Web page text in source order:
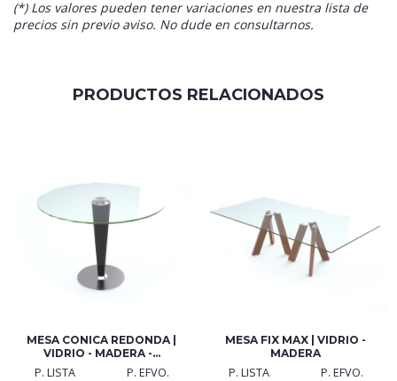
(*) Los valores pueden tener variaciones en nuestra lista de
precios sin previo aviso. No dude en consultarnos.
PRODUCTOS RELACIONADOS
MESA CONICA REDONDA |
VIDRIO - MADERA -...
P. LISTA
P. EFVO.
MESA FIX MAX | VIDRIO -
MADERA
P. LISTA
P. EFVO.